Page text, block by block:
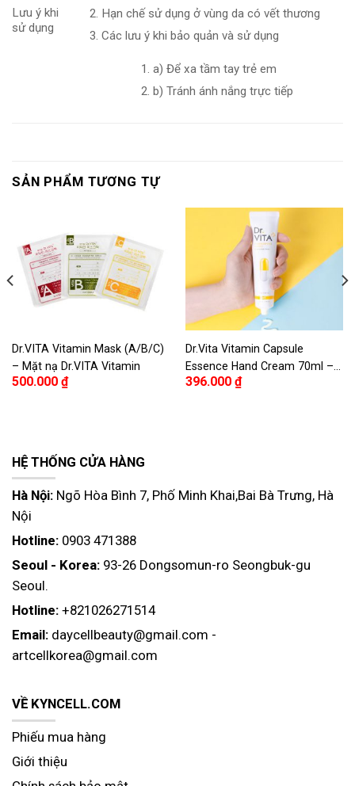
Lưu ý khi
sử dụng
Hạn chế sử dụng ở vùng da có vết thương
Các lưu ý khi bảo quản và sử dụng
a) Để xa tầm tay trẻ em
b) Tránh ánh nắng trực tiếp
SẢN PHẨM TƯƠNG TỰ
Dr.VITA Vitamin Mask (A/B/C)
– Mặt nạ Dr.VITA Vitamin
500.000 ₫
Dr.Vita Vitamin Capsule
Essence Hand Cream 70ml –
Kem dưỡng da tay kháng
396.000 ₫
HỆ THỐNG CỬA HÀNG
Hà Nội: Ngõ Hòa Bình 7, Phố Minh Khai,Bai Bà Trưng, Hà
Nội
Hotline: 0903 471388
Seoul - Korea: 93-26 Dongsomun-ro Seongbuk-gu
Seoul.
Hotline: +821026271514
Email: daycellbeauty@gmail.com -
artcellkorea@gmail.com
VỀ KYNCELL.COM
Phiếu mua hàng
Giới thiệu